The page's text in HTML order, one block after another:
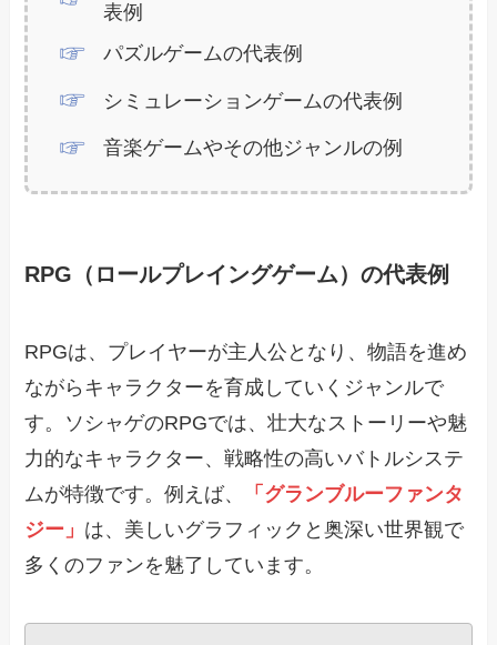
表例
パズルゲームの代表例
シミュレーションゲームの代表例
音楽ゲームやその他ジャンルの例
RPG（ロールプレイングゲーム）の代表例
RPGは、プレイヤーが主人公となり、物語を進め
ながらキャラクターを育成していくジャンルで
す。ソシャゲのRPGでは、壮大なストーリーや魅
力的なキャラクター、戦略性の高いバトルシステ
ムが特徴です。例えば、
「グランブルーファンタ
ジー」 は、美しいグラフィックと奥深い世界観で
多くのファンを魅了しています。